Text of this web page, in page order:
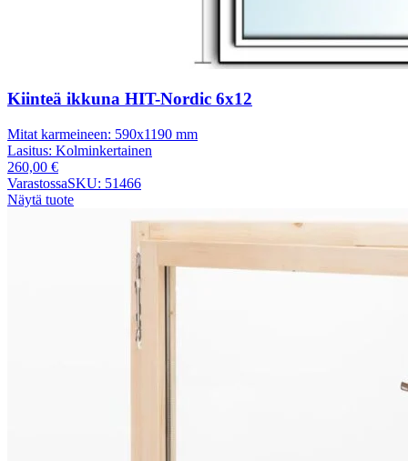
Kiinteä ikkuna HIT-Nordic 6x12
Mitat karmeineen: 590x1190 mm
Lasitus: Kolminkertainen
260,00 €
VarastossaSKU: 51466
Näytä tuote